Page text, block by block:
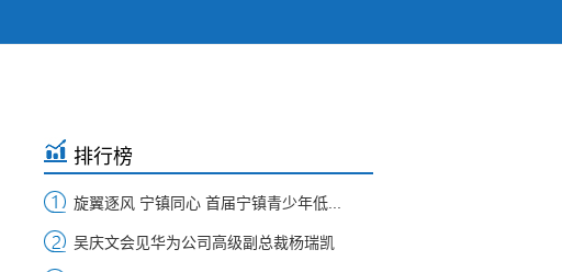
排行榜
旋翼逐风 宁镇同心 首届宁镇青少年低...
吴庆文会见华为公司高级副总裁杨瑞凯